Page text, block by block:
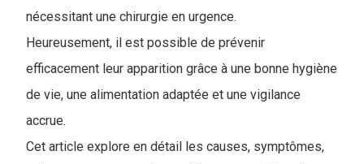
nécessitant une chirurgie en urgence.
Heureusement, il est possible de prévenir
efficacement leur apparition grâce à une bonne hygiène
de vie, une alimentation adaptée et une vigilance
accrue.
Cet article explore en détail les causes, symptômes,